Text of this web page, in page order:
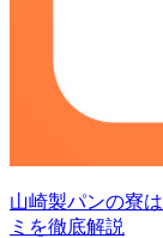
山崎製パンの寮
ミを徹底解説